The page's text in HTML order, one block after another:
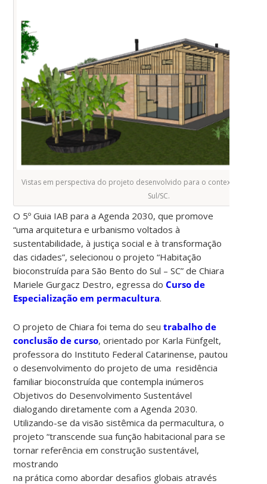
Vistas em perspectiva do projeto desenvolvido para o contexto de São
Sul/SC.
O 5º Guia IAB para a Agenda 2030, que promove
“uma arquitetura e urbanismo voltados à
sustentabilidade, à justiça social e à transformação
das cidades”, selecionou o projeto “Habitação
bioconstruída para São Bento do Sul – SC” de Chiara
Mariele Gurgacz Destro, egressa doCurso de
Especialização em permacultura.
O projeto de Chiara foi tema do seutrabalho de
conclusão de curso, orientado por Karla Fünfgelt,
professora do Instituto Federal Catarinense, pautou
o desenvolvimento do projeto de uma residência
familiar bioconstruída que contempla inúmeros
Objetivos do Desenvolvimento Sustentável
dialogando diretamente com a Agenda 2030.
Utilizando-se da visão sistêmica da permacultura, o
projeto “transcende sua função habitacional para se
tornar referência em construção sustentável,
mostrando
na prática como abordar desafios globais através